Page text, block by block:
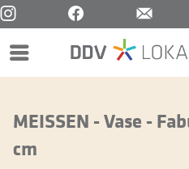
Menü
MEISSEN - Vase -
cm